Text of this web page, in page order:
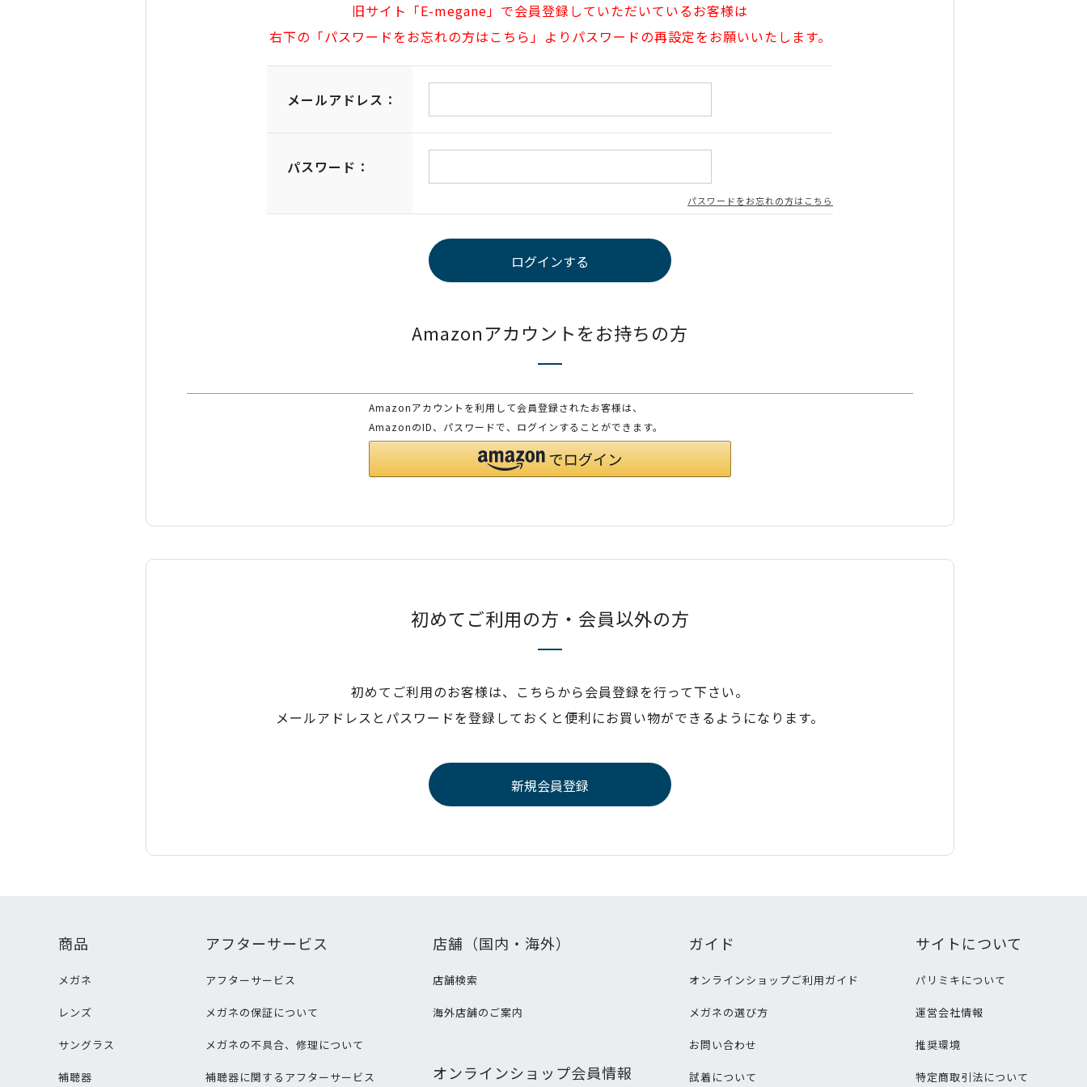
旧サイト「E-megane」で会員登録していただいているお客様は
右下の「パスワードをお忘れの方はこちら」よりパスワードの再設定をお願いいたします。
メールアドレス：
パスワード：
パスワードをお忘れの方はこちら
Amazonアカウントをお持ちの方
Amazonアカウントを利用して会員登録されたお客様は、
AmazonのID、パスワードで、ログインすることができます。
初めてご利用の方・会員以外の方
初めてご利用のお客様は、こちらから会員登録を行って下さい。
メールアドレスとパスワードを登録しておくと便利にお買い物ができるようになります。
商品
メガネ
レンズ
サングラス
補聴器
アフターサービス
アフターサービス
メガネの保証について
メガネの不具合、修理について
補聴器に関するアフターサービス
店舗（国内・海外）
店舗検索
海外店舗のご案内
オンラインショップ会員情報
ガイド
オンラインショップご利用ガイド
メガネの選び方
お問い合わせ
試着について
サイトについて
パリミキについて
運営会社情報
推奨環境
特定商取引法について